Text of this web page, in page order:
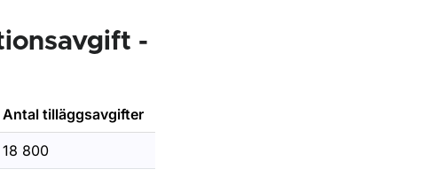
-
Antal tilläggsavgifter
18 800